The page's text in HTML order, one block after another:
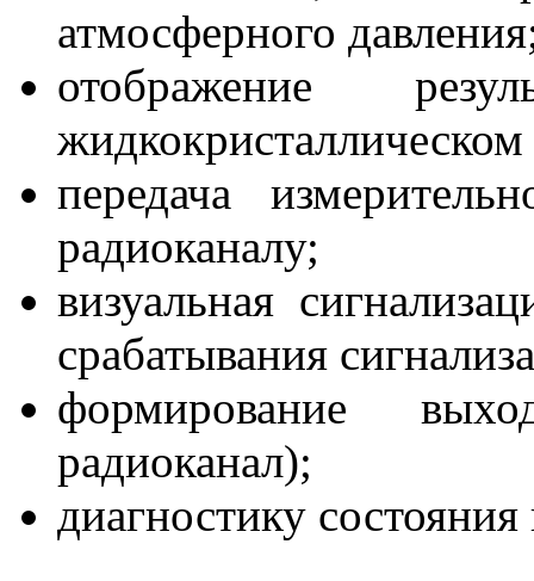
атмосферного
отображение
передача
радиоканалу;
визуальная
срабатывания
формирование
радиоканал);
диагностику